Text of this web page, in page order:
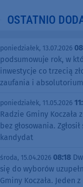
OSTATNIO
poniedziałek, 13.07.2026
podsumowuje rok, w
inwestycje co trzecią
zaufania i absolutorium
poniedziałek, 11.05.2026
Radzie Gminy Koczała
bez głosowania.
kandydat
środa, 15.04.2026 08:18
się do wyborów
Gminy Koczała. Jeden